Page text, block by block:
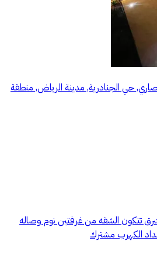
حي الجنادرية, مدينة الرياض, منطقة
تتكون الشقه من غرفتين نوم وصاله
الكهرب مشترك